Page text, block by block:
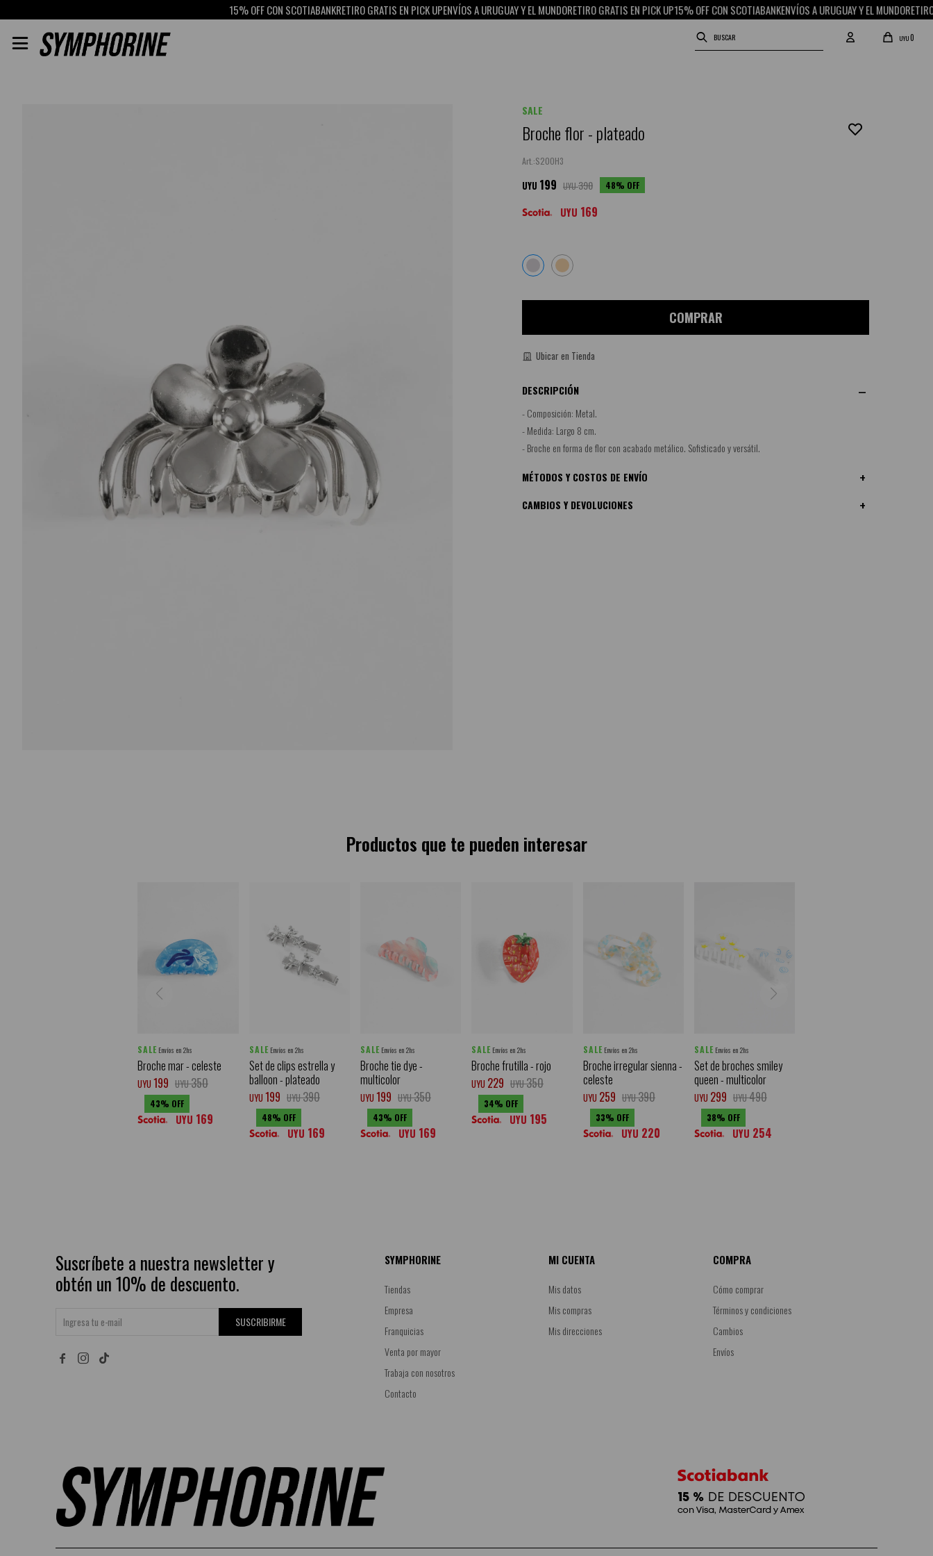
15% OFF CON SCOTIABANKRETIRO GRATIS EN PICK UPENVÍOS A URUGUAY Y EL MUNDORETIRO GRATIS EN PICK UP15% OFF CON SCOTIABANKENVÍOS A URUGUAY Y EL MUNDORETIRO
UYU0

SALE
Broche flor - plateado
S20OH3
UYU 199 UYU390 48
UYU 169
COMPRAR
Ubicar en Tienda
DESCRIPCIÓN
- Composición: Metal.
- Medida: Largo 8 cm.
- Broche en forma de flor con acabado metálico. Sofisticado y versátil.
MÉTODOS Y COSTOS DE ENVÍO
CAMBIOS Y DEVOLUCIONES
Productos que te pueden interesar
SALE Envíos en 2hs
Broche mar - celeste
UYU 199 UYU350
43
UYU 169
SALE Envíos en 2hs
Set de clips estrella y
balloon - plateado
UYU 199 UYU390
48
UYU 169
SALE Envíos en 2hs
Broche tie dye -
multicolor
UYU 199 UYU350
43
UYU 169
SALE Envíos en 2hs
Broche frutilla - rojo
UYU 229 UYU350
34
UYU 195
SALE Envíos en 2hs
Broche irregular sienna -
celeste
UYU 259 UYU390
33
UYU 220
SALE Envíos en 2hs
Set de broches smiley
queen - multicolor
UYU 299 UYU490
38
UYU 254
Suscríbete a nuestra newsletter y
obtén un 10% de descuento.
SUSCRIBIRME
 
SYMPHORINE
Tiendas
Empresa
Franquicias
Venta por mayor
Trabaja con nosotros
Contacto
MI CUENTA
Mis datos
Mis compras
Mis direcciones
COMPRA
Cómo comprar
Términos y condiciones
Cambios
Envíos